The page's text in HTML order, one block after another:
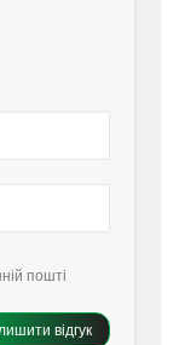
пошті
відгук